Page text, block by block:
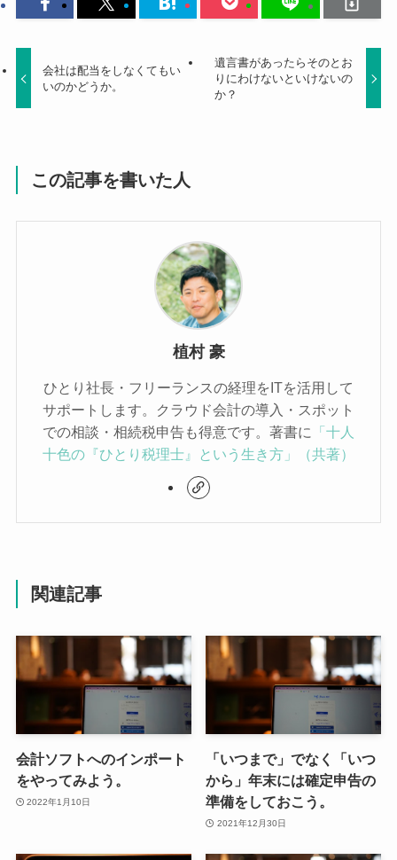
会社は配当をしなくてもい
いのかどうか。
遺言書があったらそのとお
りにわけないといけないの
か？
この記事を書いた人
植村 豪
ひとり社長・フリーランスの経理をITを活用して
サポートします。クラウド会計の導入・スポット
での相談・相続税申告も得意です。著書に
「十人
十色の『ひとり税理士』という生き方」（共著）
関連記事
会計ソフトへのインポート
をやってみよう。
2022年1月10日
「いつまで」でなく「いつ
から」年末には確定申告の
準備をしておこう。
2021年12月30日